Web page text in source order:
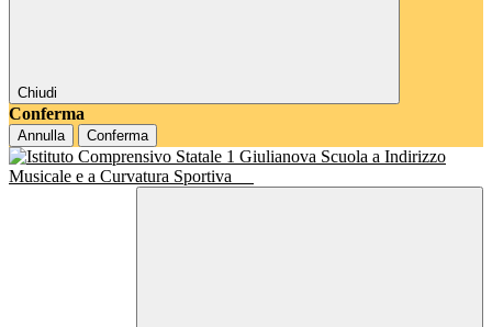
Chiudi
Conferma
Annulla Conferma
Scuola a Indirizzo
Musicale e a Curvatura Sportiva